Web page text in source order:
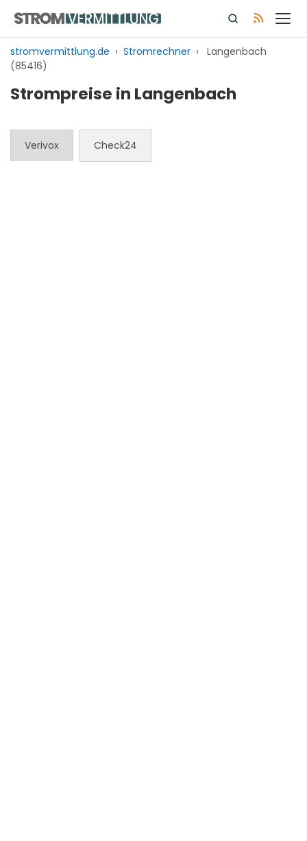
Inhalt
springen
stromvermittlung.de › Stromrechner › Langenbach
(85416)
Strompreise in Langenbach
Verivox Check24